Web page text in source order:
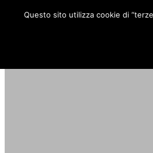
Questo sito utilizza cookie di